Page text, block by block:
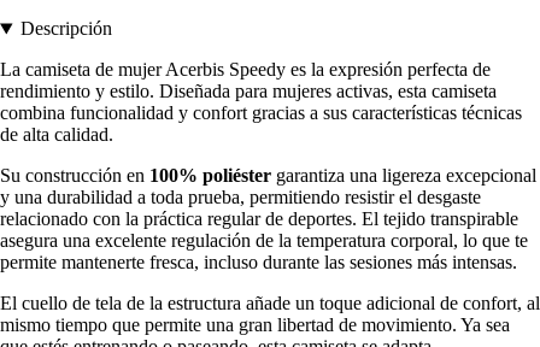
Descripción
La camiseta de mujer Acerbis Speedy es la expresión perfecta de
rendimiento y estilo. Diseñada para mujeres activas, esta camiseta
combina funcionalidad y confort gracias a sus características técnicas
de alta calidad.
Su construcción en 100% poliéster garantiza una ligereza excepcional
y una durabilidad a toda prueba, permitiendo resistir el desgaste
relacionado con la práctica regular de deportes. El tejido transpirable
asegura una excelente regulación de la temperatura corporal, lo que te
permite mantenerte fresca, incluso durante las sesiones más intensas.
El cuello de tela de la estructura añade un toque adicional de confort, al
mismo tiempo que permite una gran libertad de movimiento. Ya sea